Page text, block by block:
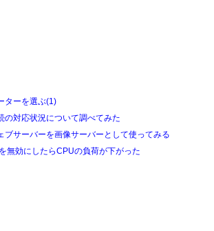
ターを選ぶ(1)
の対応状況について調べてみた
ブサーバーを画像サーバーとして使ってみる
無効にしたらCPUの負荷が下がった